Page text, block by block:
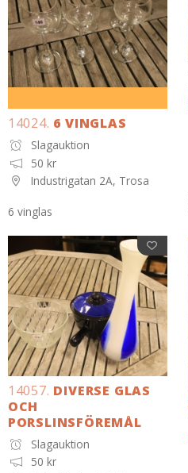
14024. 6 VINGLAS
Slagauktion
50 kr
Industrigatan 2A, Trosa
6 vinglas
14057. DIVERSE GLAS
OCH
PORSLINSFÖREMÅL
Slagauktion
50 kr